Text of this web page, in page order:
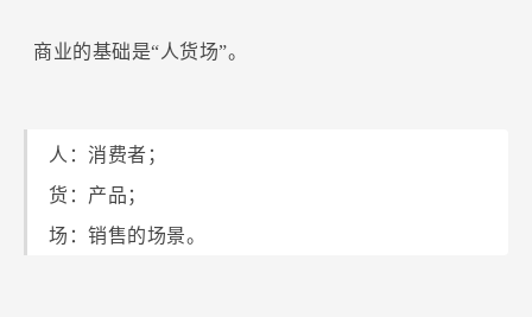
商业的基础是“人货场”。
人：消费者；
货：产品；
场：销售的场景。